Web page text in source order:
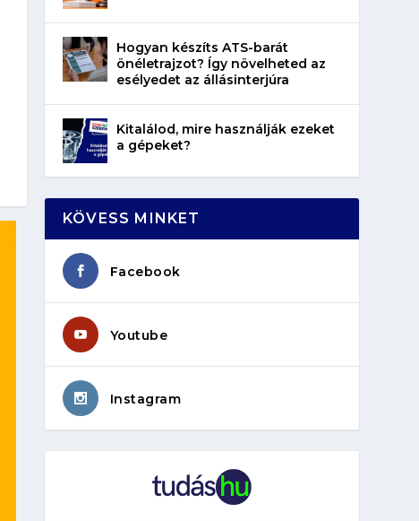
Hogyan készíts ATS-barát
önéletrajzot? Így növelheted az
esélyedet az állásinterjúra
Kitalálod, mire használják ezeket
a gépeket?
KÖVESS MINKET
Facebook
Youtube
Instagram